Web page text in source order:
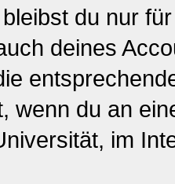
du nur
deines
wenn du an
im